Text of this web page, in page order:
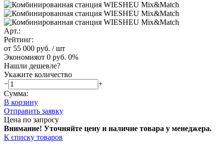
Арт.:
Рейтинг:
от 55 000 руб. / шт
Экономияот 0 руб. 0%
Нашли дешевле?
Укажите количество
−
+
Сумма:
В корзину
Отправить заявку
Цена по запросу
Внимание! Уточняйте цену и наличие товара у менеджера.
К списку товаров